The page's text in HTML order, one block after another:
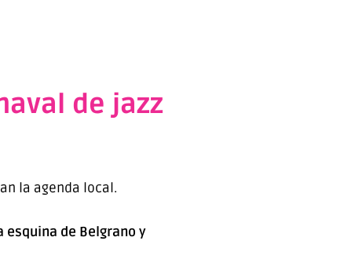
de jazz
la agenda local.
esquina de Belgrano y